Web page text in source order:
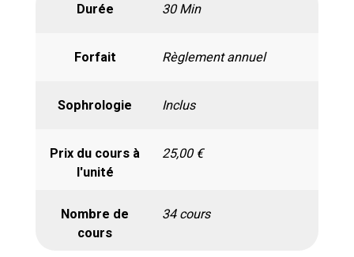
Durée 30 Min
Forfait Règlement annuel
Sophrologie Inclus
Prix du cours à
l'unité
25,00 €
Nombre de
cours
34 cours